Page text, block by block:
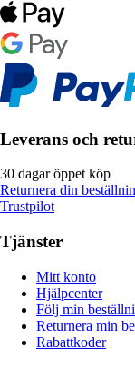
Leverans och
30 dagar öppet köp
Returnera din
Trustpilot
Tjänster
Mitt konto
Hjälpcenter
Följ min
Returnera min
Rabattkoder